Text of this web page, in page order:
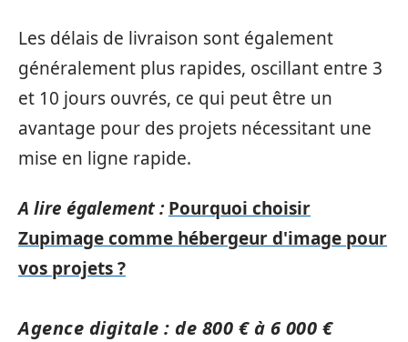
Les délais de livraison sont également
généralement plus rapides, oscillant entre 3
et 10 jours ouvrés, ce qui peut être un
avantage pour des projets nécessitant une
mise en ligne rapide.
A lire également : Pourquoi choisir
Zupimage comme hébergeur d'image pour
vos projets ?
Agence digitale : de 800 € à 6 000 €